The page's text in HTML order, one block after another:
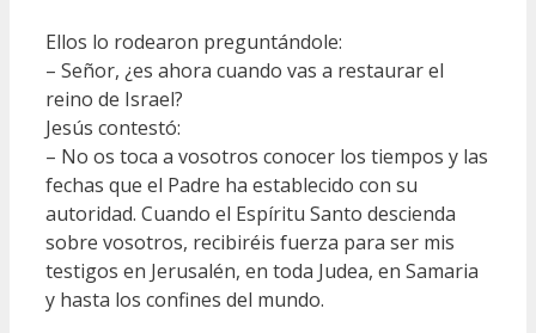
Ellos lo rodearon preguntándole:
– Señor, ¿es ahora cuando vas a restaurar el
reino de Israel?
Jesús contestó:
– No os toca a vosotros conocer los tiempos y las
fechas que el Padre ha establecido con su
autoridad. Cuando el Espíritu Santo descienda
sobre vosotros, recibiréis fuerza para ser mis
testigos en Jerusalén, en toda Judea, en Samaria
y hasta los confines del mundo.